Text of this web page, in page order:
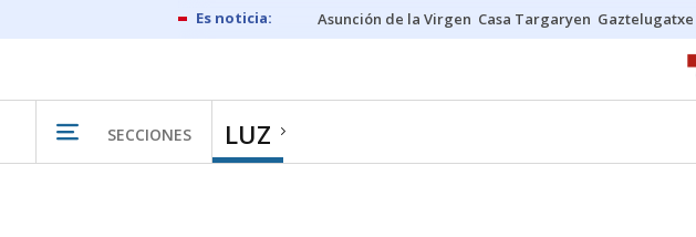
Asunción de la Virgen Casa Targaryen Gaztelugatxe
SECCIONES LUZ